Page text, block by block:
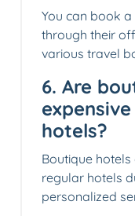
You can book
through their
various travel
6. Are
hotels?
Boutique
regular hotels
personalized